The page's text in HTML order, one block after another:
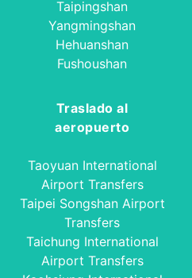
Taipingshan
Yangmingshan
Hehuanshan
Fushoushan
Traslado al
aeropuerto
Taoyuan International
Airport Transfers
Taipei Songshan Airport
Transfers
Taichung International
Airport Transfers